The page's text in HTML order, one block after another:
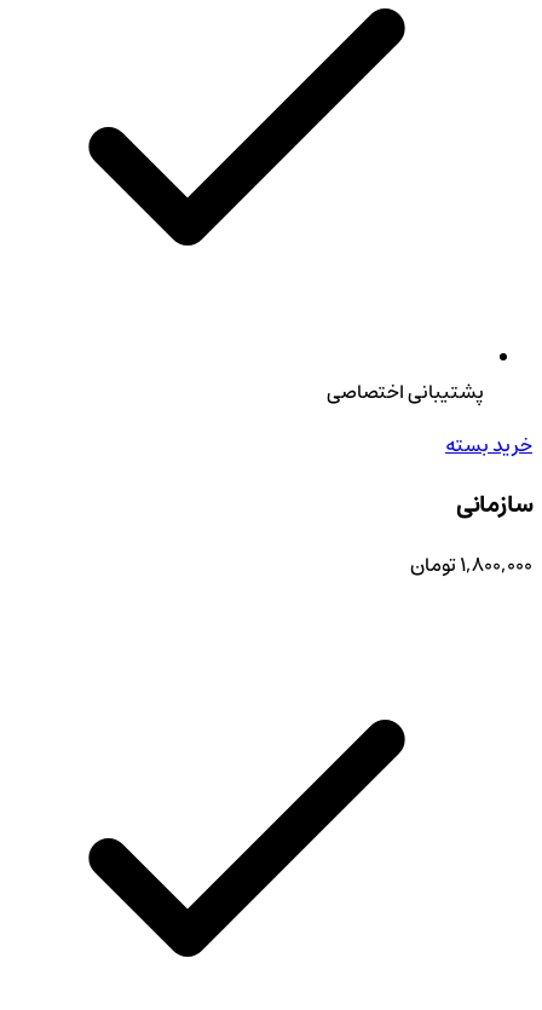
پشتیبانی اختصاصی
خرید بسته
سازمانی
۱,۸۰۰,۰۰۰تومان